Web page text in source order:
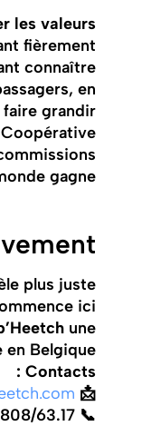
les valeurs
fièrement
connaître
en
grandir
gagne.
🚀
plus juste
ici.
une
Belgique.
Contacts :
📩 par mail : via
📞 par téléphone : au 02 808/63.17